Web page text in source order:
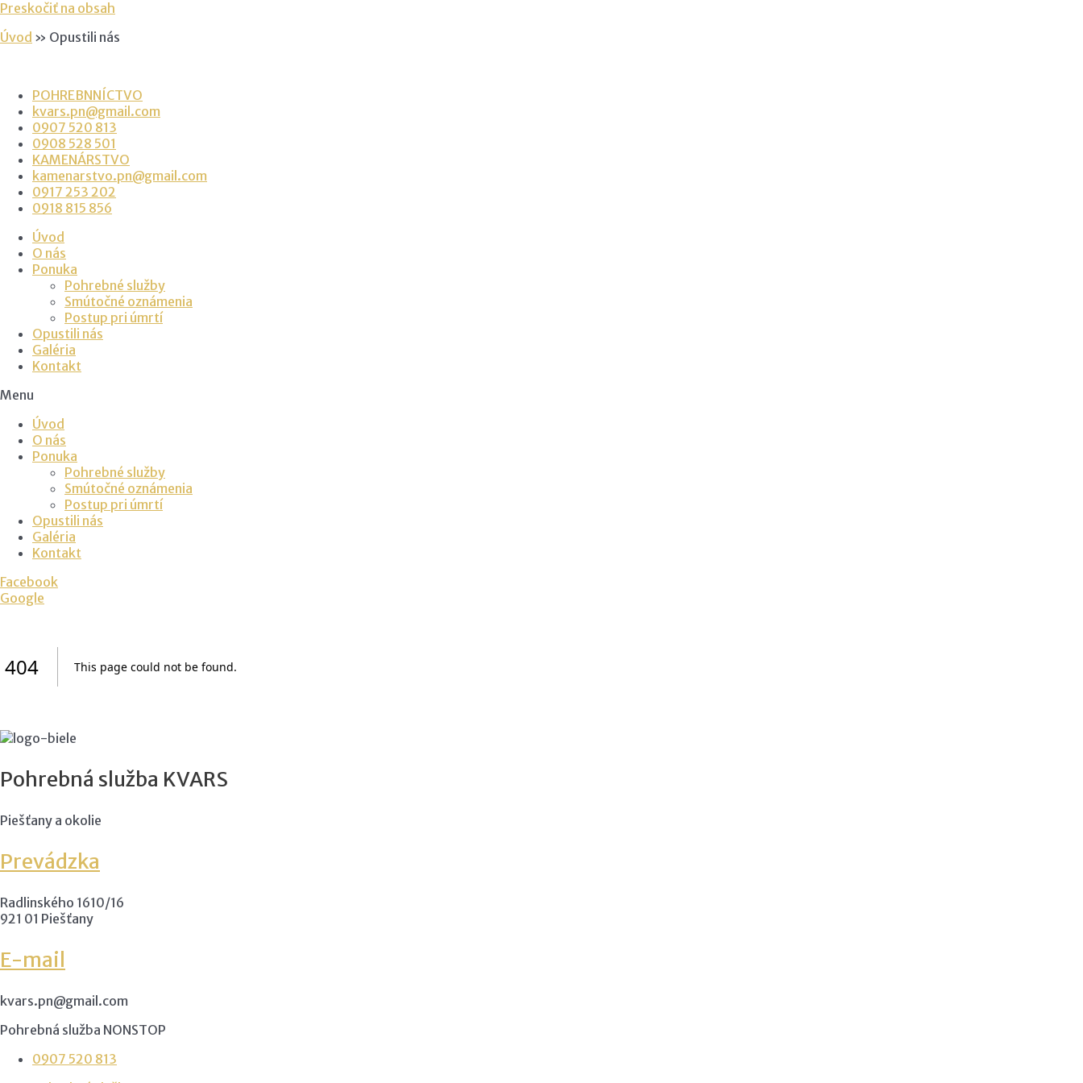
Preskočiť na obsah
Úvod » Opustili nás
POHREBNNÍCTVO
kvars.pn@gmail.com
0907 520 813
0908 528 501
KAMENÁRSTVO
kamenarstvo.pn@gmail.com
0917 253 202
0918 815 856
Úvod
O nás
Ponuka
Pohrebné služby
Smútočné oznámenia
Postup pri úmrtí
Opustili nás
Galéria
Kontakt
Menu
Úvod
O nás
Ponuka
Pohrebné služby
Smútočné oznámenia
Postup pri úmrtí
Opustili nás
Galéria
Kontakt
Facebook
Google
Pohrebná služba KVARS
Piešťany a okolie
Prevádzka
Radlinského 1610/16
921 01 Piešťany
E-mail
kvars.pn@gmail.com
Pohrebná služba NONSTOP
0907 520 813